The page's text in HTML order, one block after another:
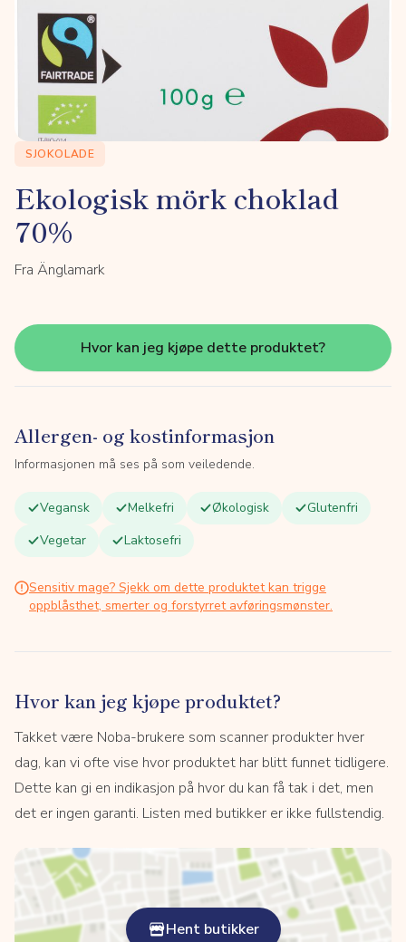
SJOKOLADE
Ekologisk mörk choklad
70%
Fra Änglamark
Hvor kan jeg kjøpe dette produktet?
Allergen- og kostinformasjon
Informasjonen må ses på som veiledende.
Vegansk Melkefri Økologisk
Glutenfri
Vegetar
Laktosefri
Sensitiv mage? Sjekk om dette produktet kan trigge
oppblåsthet, smerter og forstyrret avføringsmønster.
Hvor kan jeg kjøpe produktet?
Takket være Noba-brukere som scanner produkter hver
dag, kan vi ofte vise hvor produktet har blitt funnet tidligere.
Dette kan gi en indikasjon på hvor du kan få tak i det, men
det er ingen garanti. Listen med butikker er ikke fullstendig.
Hent butikker